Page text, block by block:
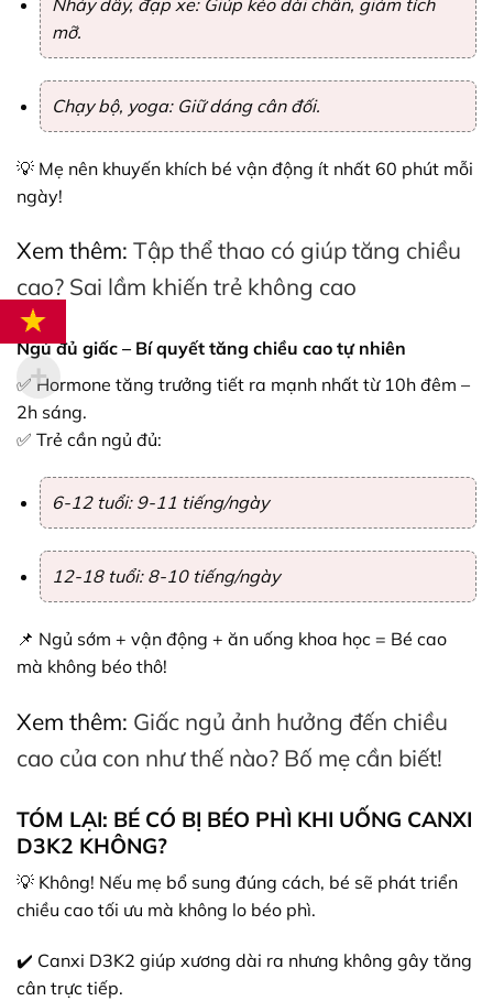
mỡ.
Chạy bộ, yoga: Giữ dáng cân đối.
💡 Mẹ nên khuyến khích bé vận động ít nhất 60 phút mỗi
ngày!
Xem thêm: Tập thể thao có giúp tăng chiều
cao? Sai lầm khiến trẻ không cao
Ngủ đủ giấc – Bí quyết tăng chiều cao tự nhiên
✅ Hormone tăng trưởng tiết ra mạnh nhất từ 10h đêm –
2h sáng.
✅ Trẻ cần ngủ đủ:
6-12 tuổi: 9-11 tiếng/ngày
12-18 tuổi: 8-10 tiếng/ngày
📌 Ngủ sớm + vận động + ăn uống khoa học = Bé cao
mà không béo thô!
Xem thêm: Giấc ngủ ảnh hưởng đến chiều
cao của con như thế nào? Bố mẹ cần biết!
TÓM LẠI: BÉ CÓ BỊ BÉO PHÌ KHI UỐNG CANXI
D3K2 KHÔNG?
💡 Không! Nếu mẹ bổ sung đúng cách, bé sẽ phát triển
chiều cao tối ưu mà không lo béo phì.
✔️ Canxi D3K2 giúp xương dài ra nhưng không gây tăng
cân trực tiếp.